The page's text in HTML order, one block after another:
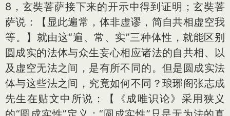
8，玄奘菩萨接下来的开示中得到证明；玄奘菩
萨说：【显此遍常，体非虚谬，简自共相虚空我
等。】就由这“遍、常、实”三种体性，就能区别
圆成实的法体与众生妄心相应诸法的自共相、以
及虚空无法之间，是有所不同的。但是圆成实法
体与这些法之间，究竟如何不同？琅琊阁张志成
先生在贴文中所说：【《成唯识论》采用狭义